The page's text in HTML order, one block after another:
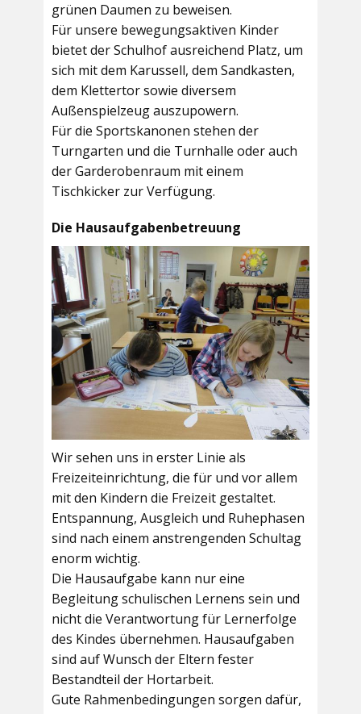
grünen Daumen zu beweisen.
Für unsere bewegungsaktiven Kinder
bietet derSchulhofausreichend Platz, um
sich mit dem Karussell, dem Sandkasten,
dem Klettertor sowie diversem
Außenspielzeug auszupowern.
Für die Sportskanonen stehen der
Turngarten und die Turnhalle oder auch
derGarderobenraum mit einem
Tischkicker zur Verfügung.
Die Hausaufgabenbetreuung
Wir sehen uns in erster Linie als
Freizeiteinrichtung, die für und vor allem
mit den Kindern die Freizeit gestaltet.
Entspannung, Ausgleich und Ruhephasen
sind nach einem anstrengenden Schultag
enorm wichtig.
Die Hausaufgabe kann nur eine
Begleitung schulischen Lernens sein und
nicht die Verantwortung für Lernerfolge
des Kindes übernehmen. Hausaufgaben
sind auf Wunsch der Eltern fester
Bestandteil der Hortarbeit.
Gute Rahmenbedingungen sorgen dafür,